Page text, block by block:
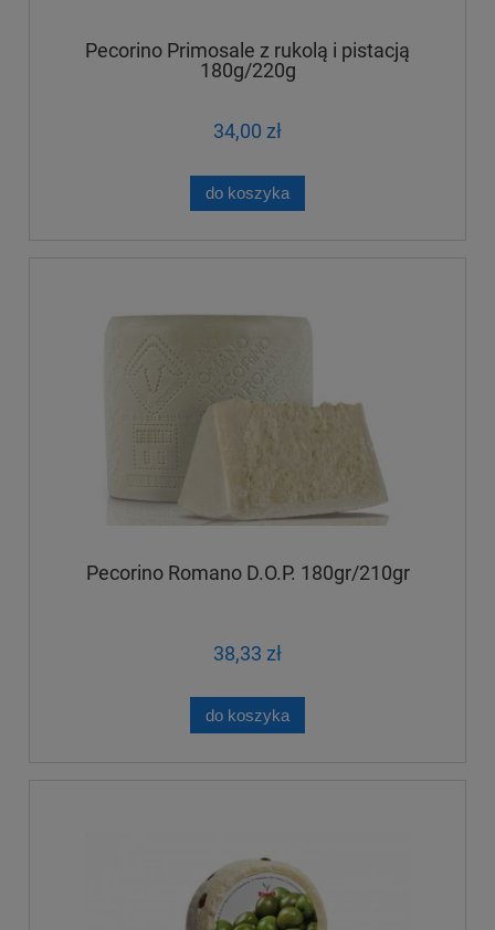
Pecorino Primosale z rukolą i pistacją
180g/220g
34,00 zł
do koszyka
Pecorino Romano D.O.P. 180gr/210gr
38,33 zł
do koszyka